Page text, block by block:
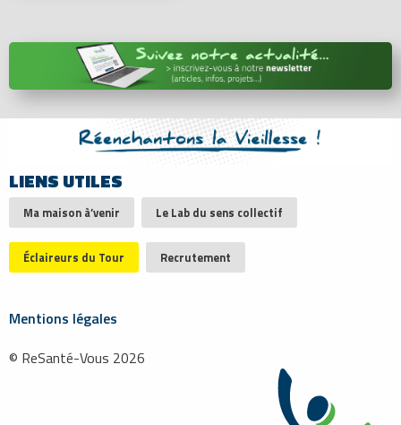
LIENS UTILES
Ma maison à’venir Le Lab du sens collectif
Éclaireurs du Tour Recrutement
Mentions légales
© ReSanté-Vous 2026